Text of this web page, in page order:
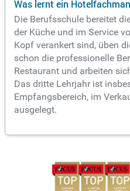
Was lernt ein
Die Berufsschule bereitet
der Küche und im Service
Kopf verankert sind, üben
schon die professionelle
Restaurant und arbeiten
Das dritte Lehrjahr ist
Empfangsbereich, im
ausgelegt.